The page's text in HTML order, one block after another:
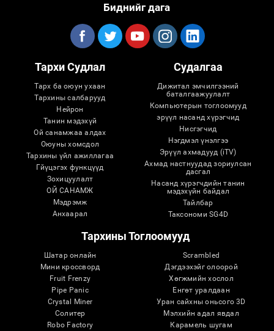
Биднийг дага
Тархи Судлал
Тарх ба оюун ухаан
Тархины салбарууд
Нейрон
Танин мэдэхүй
Ой санамжаа алдах
Оюуны хомсдол
Тархины үйл ажиллагаа
Гйүцэгэх функцүүд
Зохицуулалт
ОЙ САНАМЖ
Мэдрэмж
Анхаарал
Судалгаа
Дижитал эмчилгээний
баталгаажуулалт
Компьютерын тоглоомууд
эрүүл насанд хүрэгчид
Нисгэгчид
Нэгдмэл үнэлгээ
Эрүүл ахмадууд (iTV)
Ахмад настнуудад зориулсан
дасгал
Насанд хүрэгчдийн танин
мэдэхүйн байдал
Тайлбар
Таксономи SG4D
Тархины Тоглоомууд
Шатар онлайн
Мини кроссворд
Fruit Frenzy
Pipe Panic
Crystal Miner
Солитер
Robo Factory
Scrambled
Дэгдээхэйг олоорой
Хөгжмийн хослол
Eнгөт уралдаан
Уран сайхны оньсого 3D
Мэлхийн адал явдал
Карамель шугам